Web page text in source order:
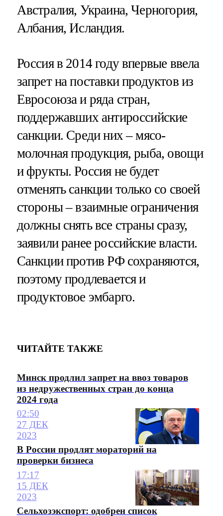
Австралия, Украина, Черногория,
Албания, Исландия.
Россия в 2014 году впервые ввела
запрет на поставки продуктов из
Евросоюза и ряда стран,
поддержавших антироссийские
санкции. Среди них – мясо-
молочная продукция, рыба, овощи
и фрукты. Россия не будет
отменять санкции только со своей
стороны – взаимные ограничения
должны снять все страны сразу,
заявили ранее российские власти.
Санкции против РФ сохраняются,
поэтому продлевается и
продуктовое эмбарго.
ЧИТАЙТЕ ТАКЖЕ
Минск продлил запрет на ввоз товаров
из недружественных стран до конца
2024 года
02:50
27 ДЕК
2023
В России продлят мораторий на
проверки бизнеса
17:17
15 ДЕК
2023
Сельхозэкспорт: одобрен список